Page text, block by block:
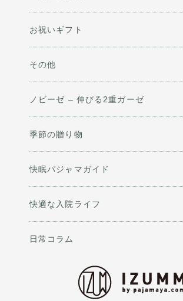
お祝いギフト
その他
ノビーゼ – 伸びる2重ガーゼ
季節の贈り物
快眠パジャマガイド
快適な入院ライフ
日常コラム